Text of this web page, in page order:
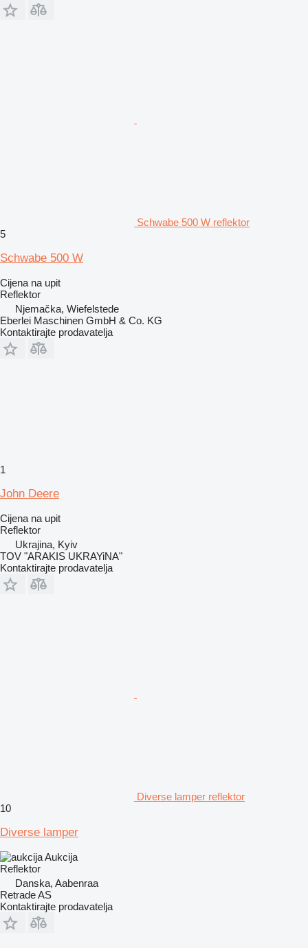
Schwabe 500 W reflektor
5
Schwabe 500 W
Cijena na upit
Reflektor
Njemačka, Wiefelstede
Eberlei Maschinen GmbH & Co. KG
Kontaktirajte prodavatelja
1
John Deere
Cijena na upit
Reflektor
Ukrajina, Kyiv
TOV "ARAKIS UKRAYiNA"
Kontaktirajte prodavatelja
Diverse lamper reflektor
10
Diverse lamper
Aukcija
Reflektor
Danska, Aabenraa
Retrade AS
Kontaktirajte prodavatelja